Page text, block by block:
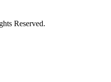
Reserved.